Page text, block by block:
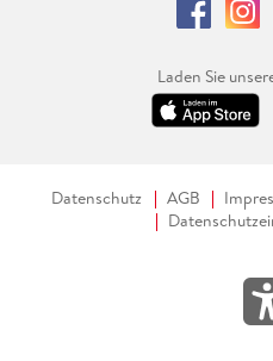
Laden Sie
Datenschutz AGB